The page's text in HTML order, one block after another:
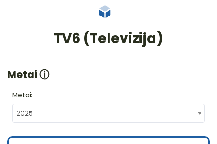
TV6 (Televizija)
Metaiⓘ
Metai:
2025